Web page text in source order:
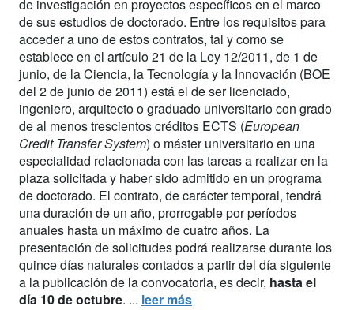
de investigación en proyectos específicos en el marco
de sus estudios de doctorado. Entre los requisitos para
acceder a uno de estos contratos, tal y como se
establece en el artículo 21 de la Ley 12/2011, de 1 de
junio, de la Ciencia, la Tecnología y la Innovación (BOE
del 2 de junio de 2011) está el de ser licenciado,
ingeniero, arquitecto o graduado universitario con grado
de al menos trescientos créditos ECTS (European
Credit Transfer System) o máster universitario en una
especialidad relacionada con las tareas a realizar en la
plaza solicitada y haber sido admitido en un programa
de doctorado. El contrato, de carácter temporal, tendrá
una duración de un año, prorrogable por períodos
anuales hasta un máximo de cuatro años. La
presentación de solicitudes podrá realizarse durante los
quince días naturales contados a partir del día siguiente
a la publicación de la convocatoria, es decir, hasta el
día 10 de octubre. ... leer más